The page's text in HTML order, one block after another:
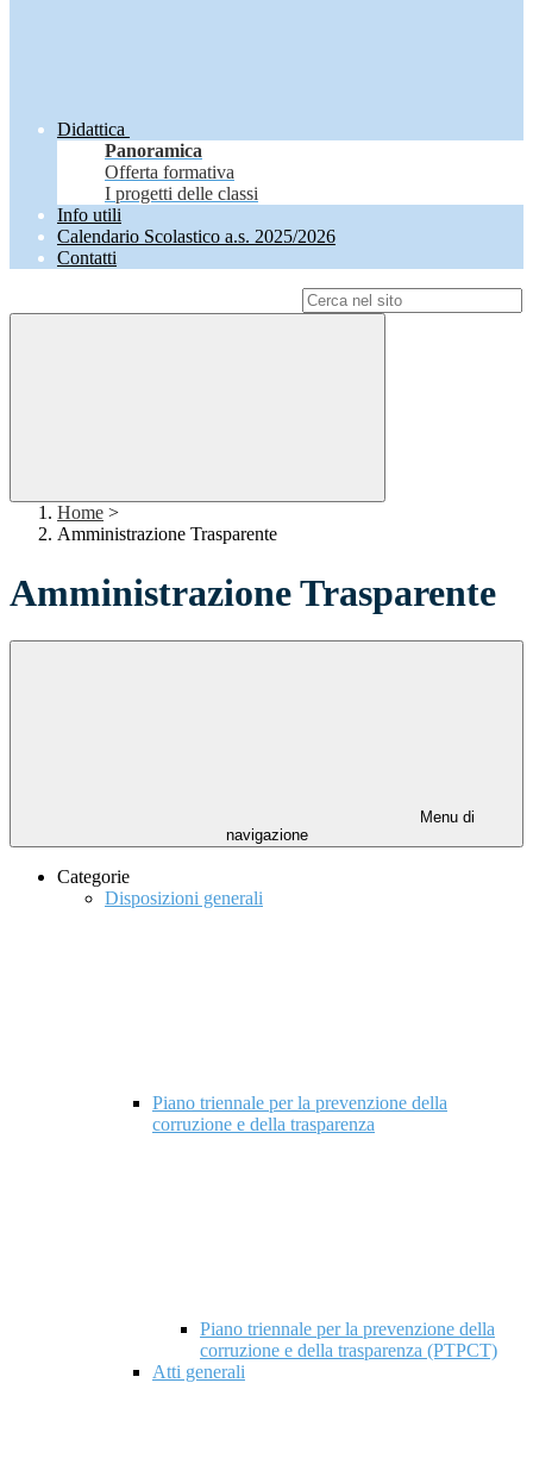
Didattica
Panoramica
Offerta formativa
I progetti delle classi
Info utili
Calendario Scolastico a.s. 2025/2026
Contatti
Home >
Amministrazione Trasparente
Amministrazione Trasparente
Menu di
navigazione
Categorie
Disposizioni generali
Piano triennale per la prevenzione della
corruzione e della trasparenza
Piano triennale per la prevenzione della
corruzione e della trasparenza (PTPCT)
Atti generali